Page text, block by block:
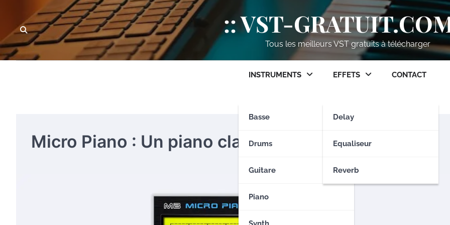
content
:: VST-
Tous les meilleurs VST gratuits à télécharger
INSTRUMENTS
Basse
Drums
Guitare
Piano
EFFETS
Delay
Equaliseur
Reverb
CONTACT
Micro Piano : Un piano classique de house